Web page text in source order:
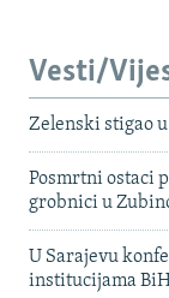
Vesti/
Zelenski stigao
Posmrtni ostaci
grobnici u
U Sarajevu
institucijama